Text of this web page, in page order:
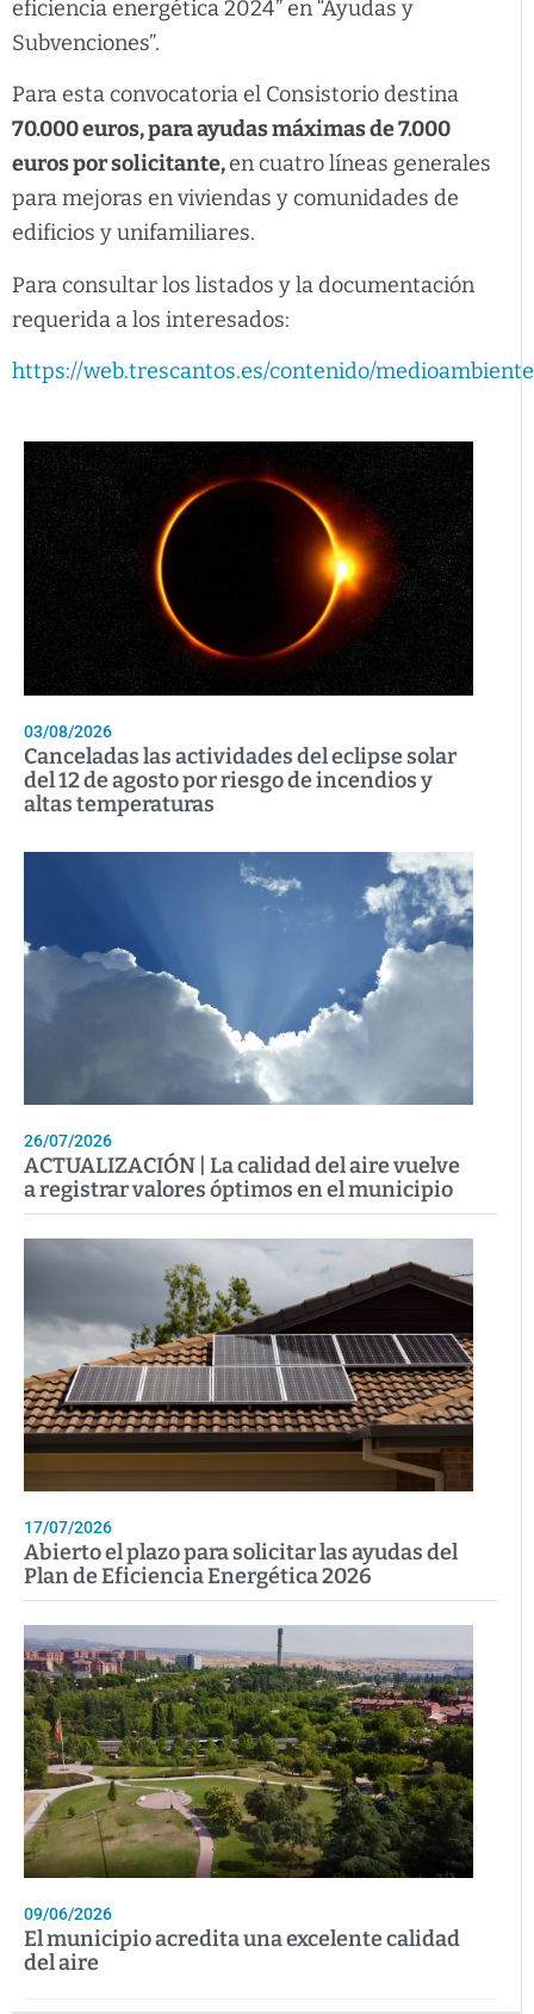
eficiencia energética 2024” en “Ayudas y
Subvenciones”.
Para esta convocatoria el Consistorio destina
70.000 euros, para ayudas máximas de 7.000
euros por solicitante,en cuatro líneas generales
para mejoras en viviendas y comunidades de
edificios y unifamiliares.
Para consultar los listados y la documentación
requerida a los interesados:
https://web.trescantos.es/contenido/
03/08/2026
Canceladas las actividades del eclipse solar
del 12 de agosto por riesgo de incendios y
altas temperaturas
26/07/2026
ACTUALIZACIÓN | La calidad del aire vuelve
a registrar valores óptimos en el municipio
17/07/2026
Abierto el plazo para solicitar las ayudas del
Plan de Eficiencia Energética 2026
09/06/2026
El municipio acredita una excelente calidad
del aire